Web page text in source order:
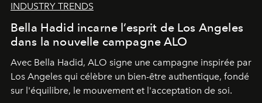
INDUSTRY TRENDS
Bella Hadid incarne l’esprit de Los Angeles
dans la nouvelle campagne ALO
Avec Bella Hadid, ALO signe une campagne inspirée par
Los Angeles qui célèbre un bien-être authentique, fondé
sur l'équilibre, le mouvement et l'acceptation de soi.